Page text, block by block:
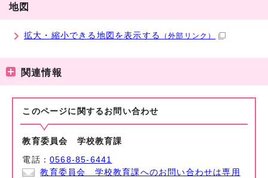
地図
拡大・縮小できる地図を表示する （外部リンク）
関連情報
このページに関する お問い合わせ
教育委員会 学校教育課
電話：0568-85-6441
教育委員会 学校教育課へのお問い合わせは専用